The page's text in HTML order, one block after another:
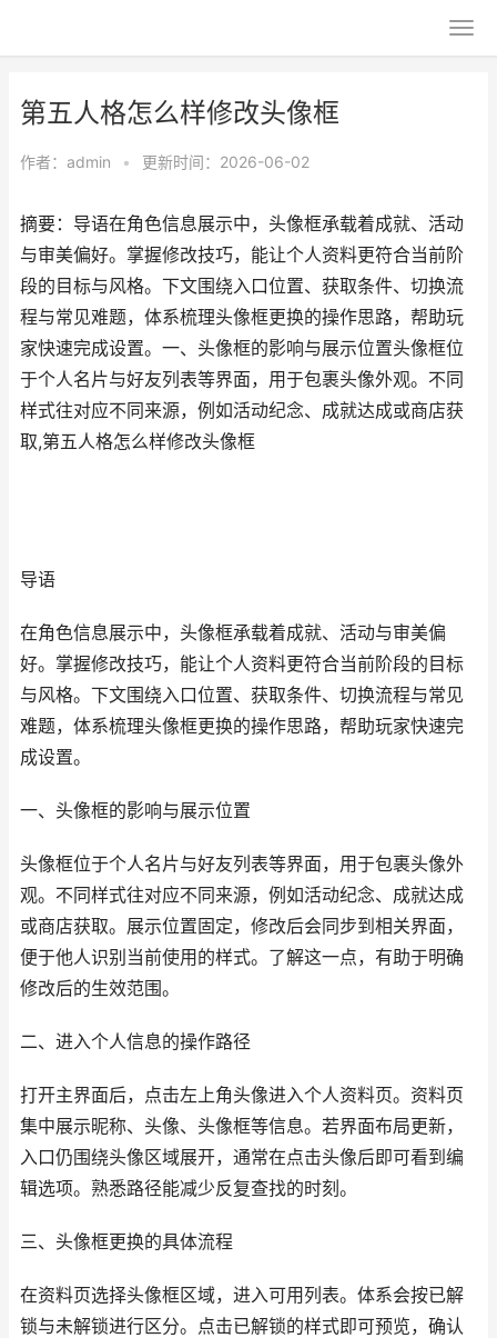
第五人格怎么样修改头像框
作者： admin • 更新时间：2026-06-02
摘要：导语在角色信息展示中，头像框承载着成就、活动
与审美偏好。掌握修改技巧，能让个人资料更符合当前阶
段的目标与风格。下文围绕入口位置、获取条件、切换流
程与常见难题，体系梳理头像框更换的操作思路，帮助玩
家快速完成设置。一、头像框的影响与展示位置头像框位
于个人名片与好友列表等界面，用于包裹头像外观。不同
样式往对应不同来源，例如活动纪念、成就达成或商店获
取,第五人格怎么样修改头像框
导语
在角色信息展示中，头像框承载着成就、活动与审美偏
好。掌握修改技巧，能让个人资料更符合当前阶段的目标
与风格。下文围绕入口位置、获取条件、切换流程与常见
难题，体系梳理头像框更换的操作思路，帮助玩家快速完
成设置。
一、头像框的影响与展示位置
头像框位于个人名片与好友列表等界面，用于包裹头像外
观。不同样式往对应不同来源，例如活动纪念、成就达成
或商店获取。展示位置固定，修改后会同步到相关界面，
便于他人识别当前使用的样式。了解这一点，有助于明确
修改后的生效范围。
二、进入个人信息的操作路径
打开主界面后，点击左上角头像进入个人资料页。资料页
集中展示昵称、头像、头像框等信息。若界面布局更新，
入口仍围绕头像区域展开，通常在点击头像后即可看到编
辑选项。熟悉路径能减少反复查找的时刻。
三、头像框更换的具体流程
在资料页选择头像框区域，进入可用列表。体系会按已解
锁与未解锁进行区分。点击已解锁的样式即可预览，确认